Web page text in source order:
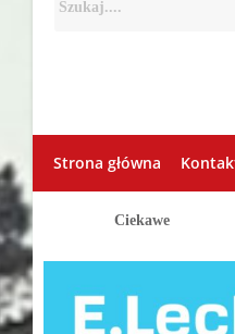
Strona główna
Ciekawe